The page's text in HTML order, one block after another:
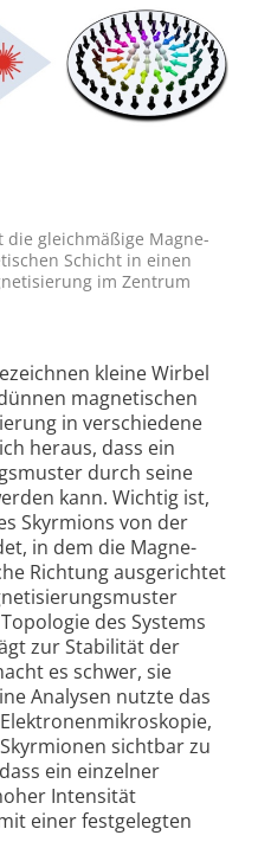
die gleichmäßige Magne­
Schicht in einen
im Zentrum
kleine Wirbel
magnetischen
in verschiedene
heraus, dass ein
durch seine
kann. Wichtig ist,
Skyrmions von der
in dem die Magne­
Richtung ausgerichtet
des Systems
zur Stabilität der
es schwer, sie
Analysen nutzte das
sichtbar zu
ein einzelner
Intensität
einer festgelegten